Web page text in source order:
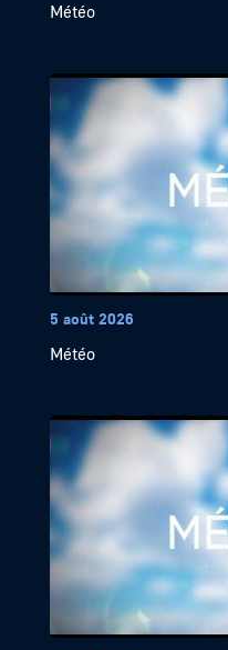
Météo
5 août 2026
Météo